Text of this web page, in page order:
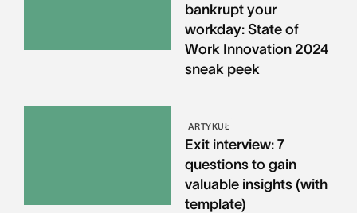
bankrupt your
workday: State of
Work Innovation 2024
sneak peek
ARTYKUŁ
Exit interview: 7
questions to gain
valuable insights (with
template)